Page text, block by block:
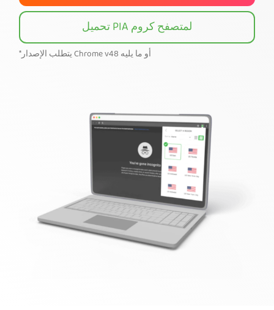
تحميل PIA لمتصفح كروم
*يتطلب الإصدار Chrome v48 أو ما يليه